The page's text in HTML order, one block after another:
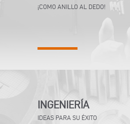
¡COMO ANILLO AL DEDO!
INGENIERÍA
IDEAS PARA SU ÉXITO